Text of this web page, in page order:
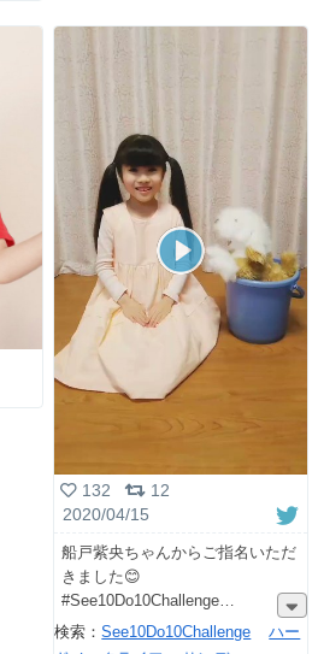
132
12
2020/04/15
船戸紫央ちゃんからご指名いただ
きました😊
#See10Do10Challenge
検索：See10Do10Challenge
ハー